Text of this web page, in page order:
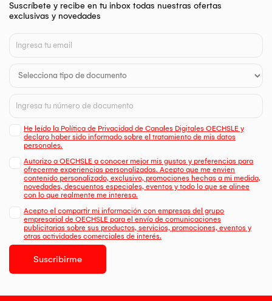
Suscríbete y recibe en tu inbox todas nuestras ofertas
exclusivas y novedades
He leído la Política de Privacidad de Canales Digitales OECHSLE y
declaro haber sido informado sobre el tratamiento de mis datos
personales.
Autorizo a OECHSLE a conocer mejor mis gustos y preferencias para
ofrecerme experiencias personalizadas. Acepto que me envien
contenido personalizado, exclusivo, promociones hechas a mi medida,
novedades, descuentos especiales, eventos y todo lo que se alinee
con lo que realmente me interesa.
Acepto el compartir mi información con empresas del grupo
empresarial de OECHSLE para el envío de comunicaciones
publicitarias sobre sus productos, servicios, promociones, eventos y
otras actividades comerciales de interés.
Suscribirme